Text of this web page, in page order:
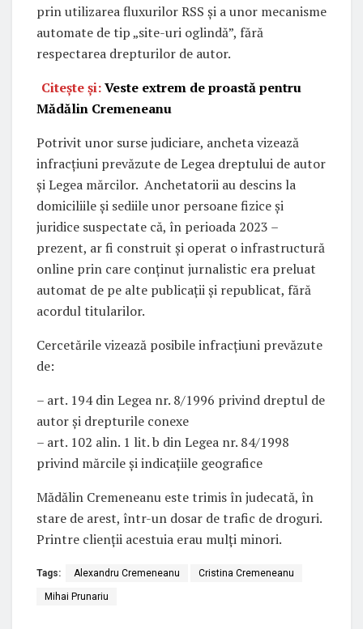
prin utilizarea fluxurilor RSS și a unor mecanisme
automate de tip „site-uri oglindă”, fără
respectarea drepturilor de autor.
Citește și:Veste extrem de proastă pentru
Mădălin Cremeneanu
Potrivit unor surse judiciare, ancheta vizează
infracțiuni prevăzute de Legea dreptului de autor
și Legea mărcilor. Anchetatorii au descins la
domiciliile și sediile unor persoane fizice și
juridice suspectate că, în perioada 2023 –
prezent, ar fi construit și operat o infrastructură
online prin care conținut jurnalistic era preluat
automat de pe alte publicații și republicat, fără
acordul titularilor.
Cercetările vizează posibile infracțiuni prevăzute
de:
– art. 194 din Legea nr. 8/1996 privind dreptul de
autor și drepturile conexe
– art. 102 alin. 1 lit. b din Legea nr. 84/1998
privind mărcile și indicațiile geografice
Mădălin Cremeneanu este trimis în judecată, în
stare de arest, într-un dosar de trafic de droguri.
Printre clienții acestuia erau mulți minori.
Tags: Alexandru Cremeneanu Cristina Cremeneanu
Mihai Prunariu